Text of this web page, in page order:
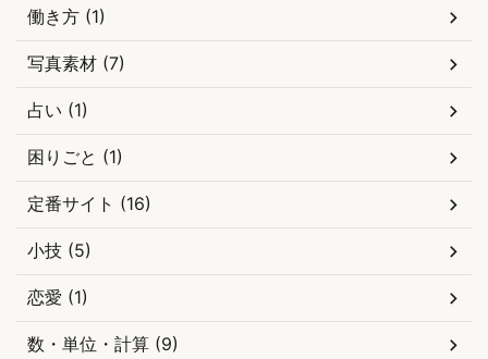
働き方 (1)
写真素材 (7)
占い (1)
困りごと (1)
定番サイト (16)
小技 (5)
恋愛 (1)
数・単位・計算 (9)